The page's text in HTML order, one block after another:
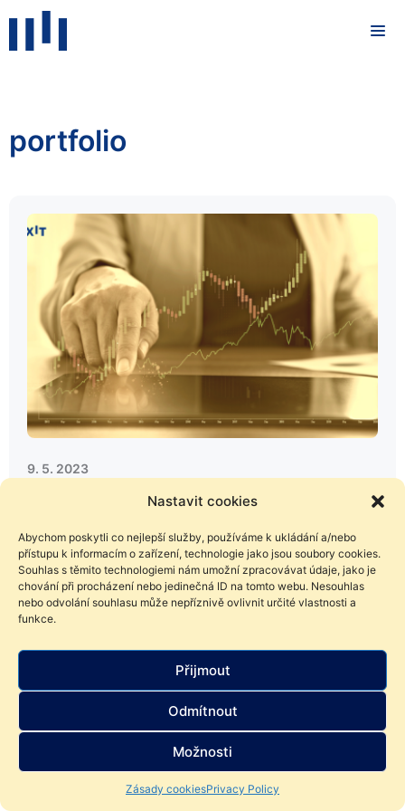
Nastavit cookies
Abychom poskytli co nejlepší služby, používáme k ukládání a/nebo
přístupu k informacím o zařízení, technologie jako jsou soubory cookies.
Souhlas s těmito technologiemi nám umožní zpracovávat údaje, jako je
chování při procházení nebo jedinečná ID na tomto webu. Nesouhlas
nebo odvolání souhlasu může nepříznivě ovlivnit určité vlastnosti a
funkce.
Přijmout
Odmítnout
Možnosti
Zásady cookiesPrivacy Policy
portfolio
9. 5. 2023
InvestNews Legenda investic Warren
ekonomiku
Po posledním týdnu mohli někteří investoři začít házet
flintu do žita. Pojďme se tedy podívat na to, jak se
zachovat. Inspiraci hledejme u těch nejlepších z nejlepších.